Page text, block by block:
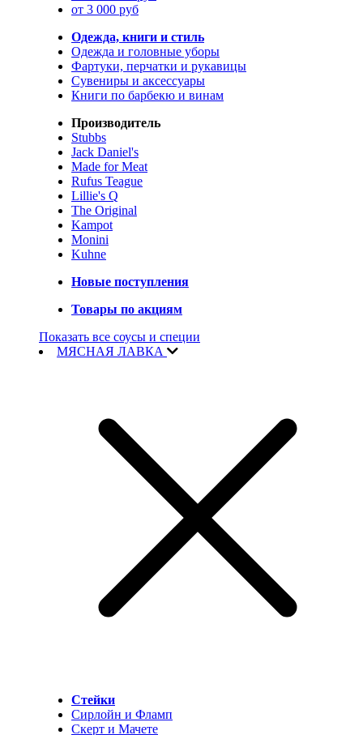
от 3 000 руб
Одежда, книги и стиль
Одежда и головные уборы
Фартуки, перчатки и рукавицы
Сувениры и аксессуары
Книги по барбекю и винам
Производитель
Stubbs
Jack Daniel's
Made for Meat
Rufus Teague
Lillie's Q
The Original
Kampot
Monini
Kuhne
Новые поступления
Товары по акциям
Показать все соусы и специи
МЯСНАЯ ЛАВКА
Стейки
Сирлойн и Фламп
Скерт и Мачете